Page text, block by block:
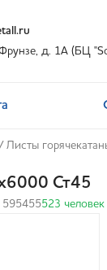
д. 1А (БЦ
Листы
Ст45
595455523